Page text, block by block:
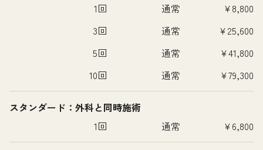
1回
通常
¥8,800
3回
通常
¥25,600
5回
通常
¥41,800
10回
通常 ¥79,300
スタンダード：外科と同時施術
1回
通常 ¥6,800